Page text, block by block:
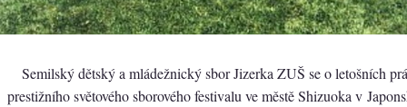
Semilský dětský a mládežnický sbor Jizerka ZUŠ se o letošních
prestižního světového sborového festivalu ve městě Shizuoka v